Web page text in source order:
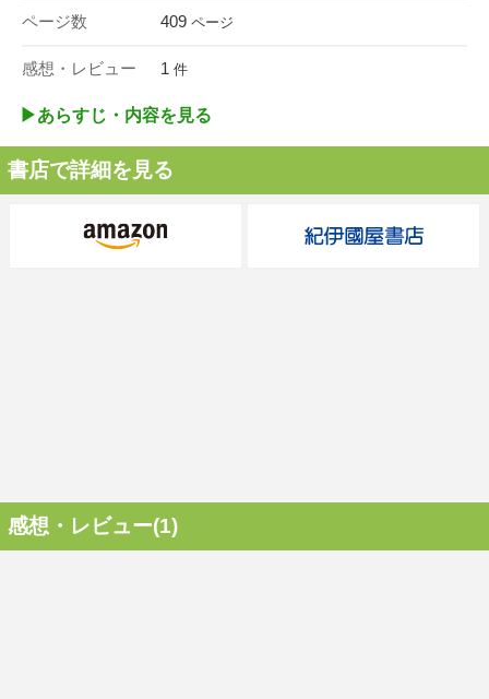
ページ数 409 ページ
感想・レビュー 1 件
▶︎あらすじ・内容を見る
書店で詳細を見る
感想・レビュー(1)